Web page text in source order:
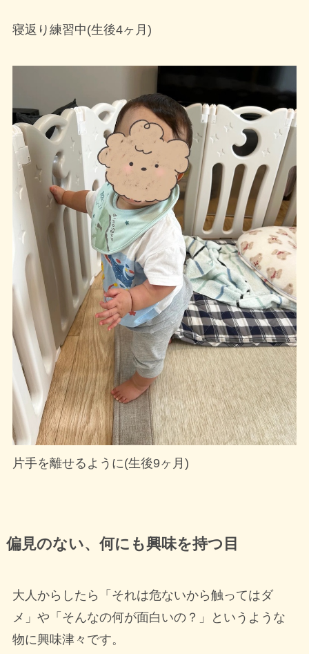
寝返り練習中(生後4ヶ月)
片手を離せるように(生後9ヶ月)
偏見のない、何にも興味を持つ目
大人からしたら「それは危ないから触ってはダ
メ」や「そんなの何が面白いの？」というような
物に興味津々です。